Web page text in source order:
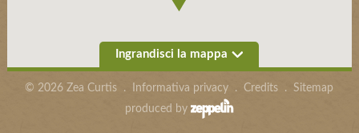
Ingrandisci la mappa
©2026 Zea Curtis . Informativa privacy .Credits .Sitemap
produced by